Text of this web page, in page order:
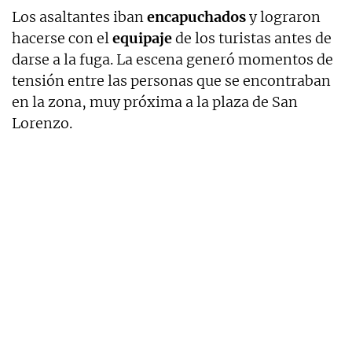
Los asaltantes ibanencapuchadosy lograron
hacerse con elequipajede los turistas antes de
darse a la fuga. La escena generó momentos de
tensión entre las personas que se encontraban
en la zona, muy próxima a la plaza de San
Lorenzo.